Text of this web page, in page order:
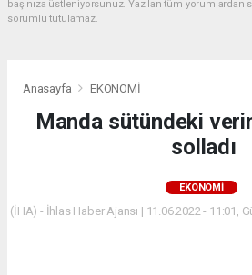
başınıza üstleniyorsunuz. Yazılan tüm
sorumlu tutulamaz.
Anasayfa EKONOMİ
Manda sütündeki
solladı
EKONOMİ
(İHA) - İhlas Haber Ajansı | 11.06.2022 - 11:01,